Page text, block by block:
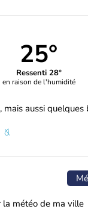
25°
Ressenti 28°
en raison de l'humidité
aussi quelques
la météo de ma ville